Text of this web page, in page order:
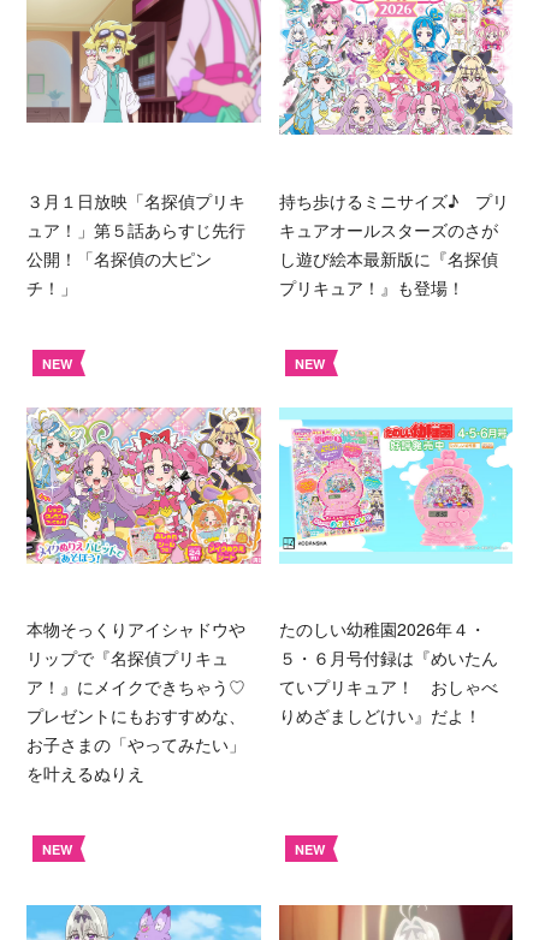
３月１日放映「名探偵プリキ
ュア！」第５話あらすじ先行
公開！「名探偵の大ピン
チ！」
持ち歩けるミニサイズ♪ プリ
キュアオールスターズのさが
し遊び絵本最新版に『名探偵
プリキュア！』も登場！
NEW
本物そっくりアイシャドウや
リップで『名探偵プリキュ
ア！』にメイクできちゃう♡
プレゼントにもおすすめな、
お子さまの「やってみたい」
を叶えるぬりえ
NEW
たのしい幼稚園2026年４・
５・６月号付録は『めいたん
ていプリキュア！ おしゃべ
りめざましどけい』だよ！
NEW NEW